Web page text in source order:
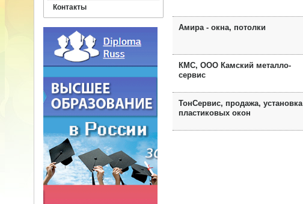
Контакты
Амира - окна, потолки
КМС, ООО Камский металло-
сервис
ТонСервис, продажа, установка
пластиковых окон